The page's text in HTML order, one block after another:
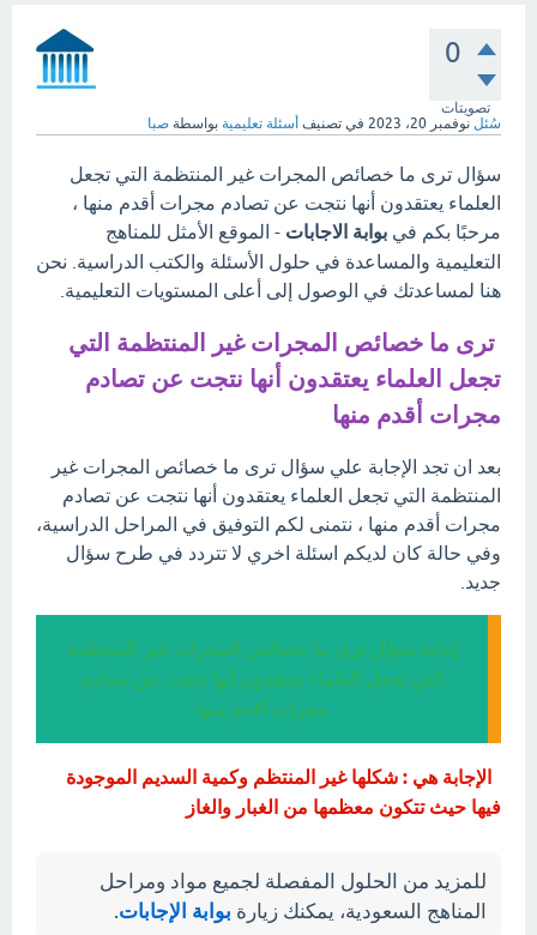
0
تصويتات
سُئل نوفمبر 20، 2023 في تصنيف أسئلة تعليمية بواسطة صبا
سؤال ترى ما خصائص المجرات غير المنتظمة التي تجعل
العلماء يعتقدون أنها نتجت عن تصادم مجرات أقدم منها ،
مرحبًا بكم في بوابة الاجابات - الموقع الأمثل للمناهج
التعليمية والمساعدة في حلول الأسئلة والكتب الدراسية. نحن
هنا لمساعدتك في الوصول إلى أعلى المستويات التعليمية.
ترى ما خصائص المجرات غير المنتظمة التي
تجعل العلماء يعتقدون أنها نتجت عن تصادم
مجرات أقدم منها
بعد ان تجد الإجابة علي سؤال ترى ما خصائص المجرات غير
المنتظمة التي تجعل العلماء يعتقدون أنها نتجت عن تصادم
مجرات أقدم منها ، نتمنى لكم التوفيق في المراحل الدراسية،
وفي حالة كان لديكم اسئلة اخري لا تتردد في طرح سؤال
جديد.
إجابة سؤال ترى ما خصائص المجرات غير المنتظمة
التي تجعل العلماء يعتقدون أنها نتجت عن تصادم
مجرات أقدم منها
الإجابة هي : شكلها غير المنتظم وكمية السديم الموجودة
فيها حيث تتكون معظمها من الغبار والغاز
للمزيد من الحلول المفصلة لجميع مواد ومراحل
المناهج السعودية، يمكنك زيارة بوابة الإجابات.